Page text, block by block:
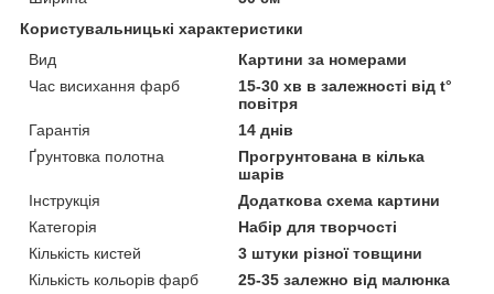
Користувальницькі характеристики
Вид
Картини за номерами
Час висихання фарб
15-30 хв в залежності від t°
повітря
Гарантія
14 днів
Ґрунтовка полотна
Прогрунтована в кілька
шарів
Інструкція
Додаткова схема картини
Категорія
Набір для творчості
Кількість кистей
3 штуки різної товщини
Кількість кольорів фарб
25-35 залежно від малюнка